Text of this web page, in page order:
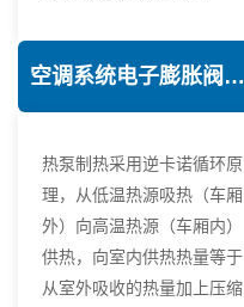
空调系统电子膨胀阀热力学优化技术
热泵制热采用逆卡诺循环原
理，从低温热源吸热（车厢
外）向高温热源（车厢内）
供热，向室内供热热量等于
从室外吸收的热量加上压缩